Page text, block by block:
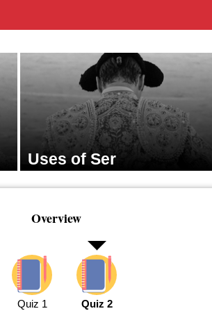
Uses of Ser
Overview
Quiz 1 Quiz 2